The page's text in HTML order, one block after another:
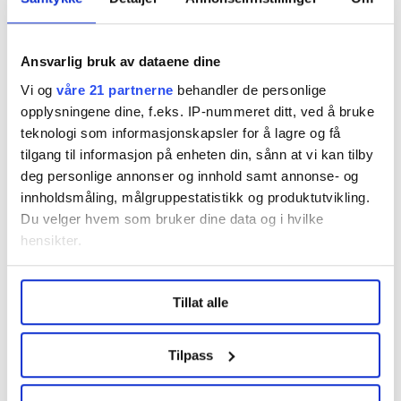
Ansvarlig bruk av dataene dine
Vi og våre 21 partnerne behandler de personlige
opplysningene dine, f.eks. IP-nummeret ditt, ved å bruke
teknologi som informasjonskapsler for å lagre og få
tilgang til informasjon på enheten din, sånn at vi kan tilby
deg personlige annonser og innhold samt annonse- og
innholdsmåling, målgruppestatistikk og produktutvikling.
Du velger hvem som bruker dine data og i hvilke
hensikter.
Undermer infokan du lese om hvordan dine personlige
data behandles og hvordan du kan velge hvordan de skal
brukes. Du kan hele tiden endre eller trekke tilbake ditt
samtykke fra erklæringen om informasjonskapsler.
LO Medias publikasjoner frifagbevegelse.no, hk-nytt.no
Tillat alle
Tilpass
Del artikkel
Nå:4stillingsannonser
Regionleder Region Indre Øst